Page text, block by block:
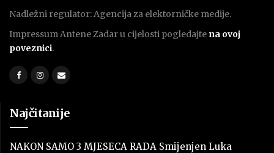
Nadležni regulator: Agencija za elektorničke medije.
Impressum Antene Zadar u cijelosti pogledajte na ovoj
poveznici.
Najčitanije
NAKON SAMO 3 MJESECA RADA Smijenjen Luka